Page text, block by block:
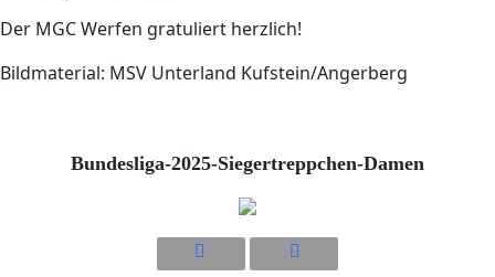
Der MGC Werfen gratuliert herzlich!
Bildmaterial: MSV Unterland Kufstein/Angerberg
Bundesliga-2025-Siegertreppchen-Damen